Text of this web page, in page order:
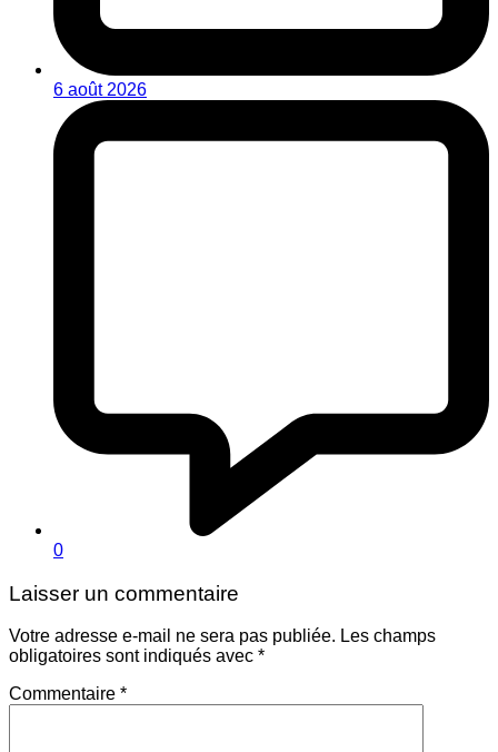
6 août 2026
0
Laisser un commentaire
Votre adresse e-mail ne sera pas publiée. Les champs
obligatoires sont indiqués avec *
Commentaire *